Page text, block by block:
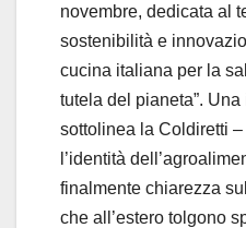
novembre, dedicata al
sostenibilità e
cucina italiana per la
tutela del pianeta”.
sottolinea la Coldiretti
l’identità
finalmente chiarezza
che all’estero tolgono